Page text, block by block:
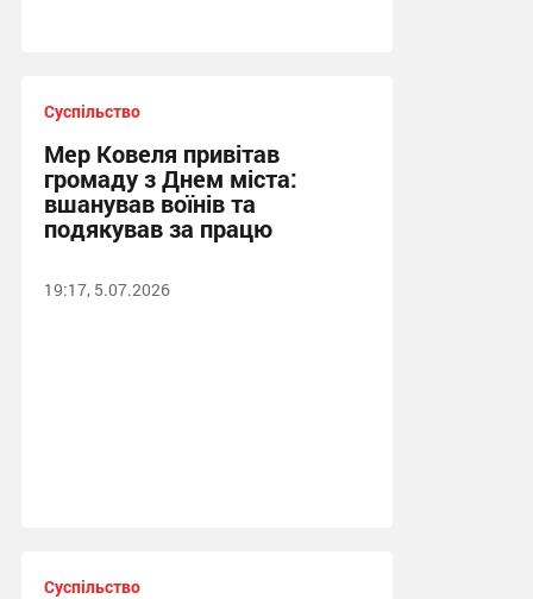
Суспільство
Мер Ковеля привітав
громаду з Днем міста:
вшанував воїнів та
подякував за працю
19:17, 5.07.2026
Суспільство